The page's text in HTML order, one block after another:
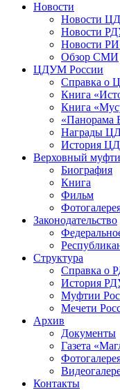
Новости
Новости
Новости
Новости
Обзор СМИ
ЦДУМ России
Справка о
Книга
Книга
«Панорама
Награды
История
Верховный
Биография
Книга
Фильм
Законодательство
Структура
Справка о
История
Муфтии
Мечети
Архив
Документы
Газета
Контакты